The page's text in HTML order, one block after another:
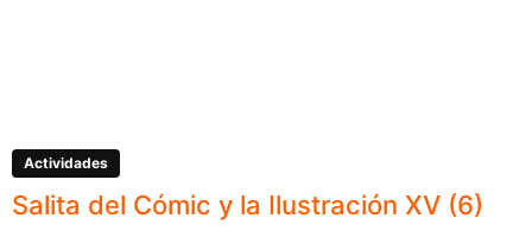
Actividades
Salita del Cómic y la Ilustración XV (6)